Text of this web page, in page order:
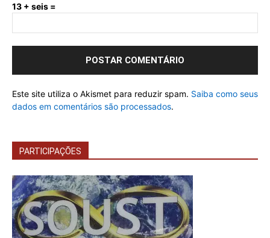
13 + seis =
Este site utiliza o Akismet para reduzir spam. Saiba como seus
dados em comentários são processados.
PARTICIPAÇÕES